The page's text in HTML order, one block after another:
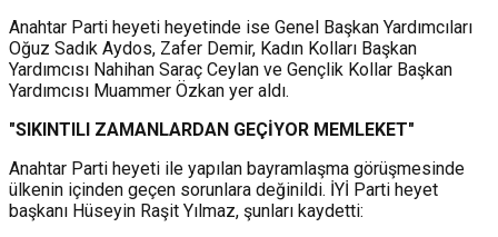
Anahtar Parti heyeti heyetinde ise Genel Başkan Yardımcıları
Oğuz Sadık Aydos, Zafer Demir, Kadın Kolları Başkan
Yardımcısı Nahihan Saraç Ceylan ve Gençlik Kollar Başkan
Yardımcısı Muammer Özkan yer aldı.
"SIKINTILI ZAMANLARDAN GEÇİYOR MEMLEKET"
Anahtar Parti heyeti ile yapılan bayramlaşma görüşmesinde
ülkenin içinden geçen sorunlara değinildi. İYİ Parti heyet
başkanı Hüseyin Raşit Yılmaz, şunları kaydetti: